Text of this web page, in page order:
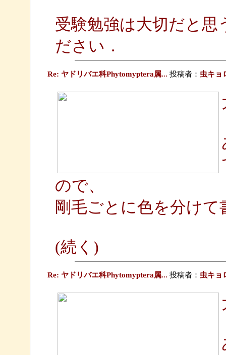
受験勉強は大切だと
ださい．
Re: ヤドリバエ科Phytomyptera属... 投稿者： 虫キョ
ので、
剛毛ごとに色を分け
(続く)
Re: ヤドリバエ科Phytomyptera属... 投稿者： 虫キョ